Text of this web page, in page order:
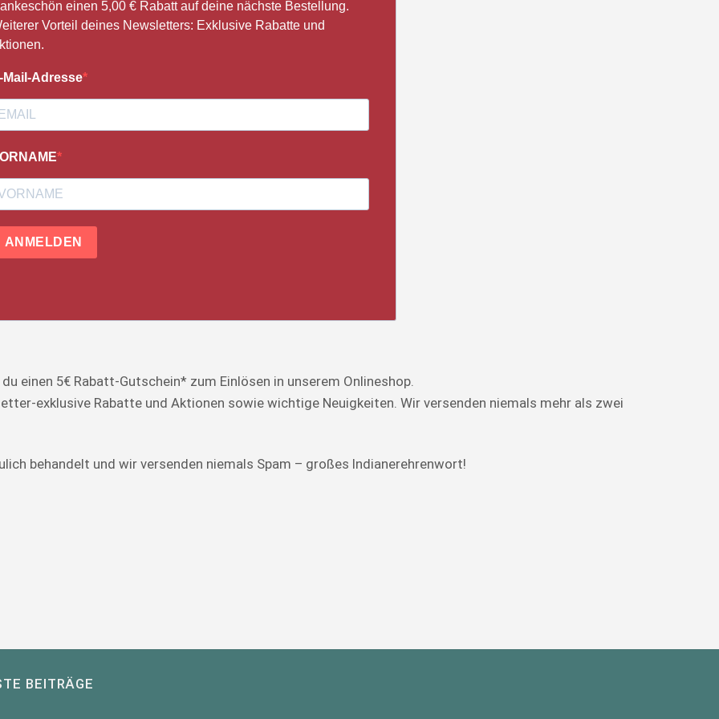
einen 5,00 € Rabatt auf deine nächste Bestellung.
Vorteil deines Newsletters: Exklusive Rabatte und
Mail-Adresse
ANMELDEN
einen 5€ Rabatt-Gutschein* zum Einlösen in unserem Onlineshop.
exklusive Rabatte und Aktionen sowie wichtige Neuigkeiten. Wir versenden niemals mehr als zwei
behandelt und wir versenden niemals Spam – großes Indianerehrenwort!
BEITRÄGE